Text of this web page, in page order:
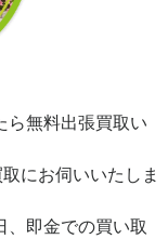
ら無料出張買取い
にお伺いいたしま
、即金での買い取